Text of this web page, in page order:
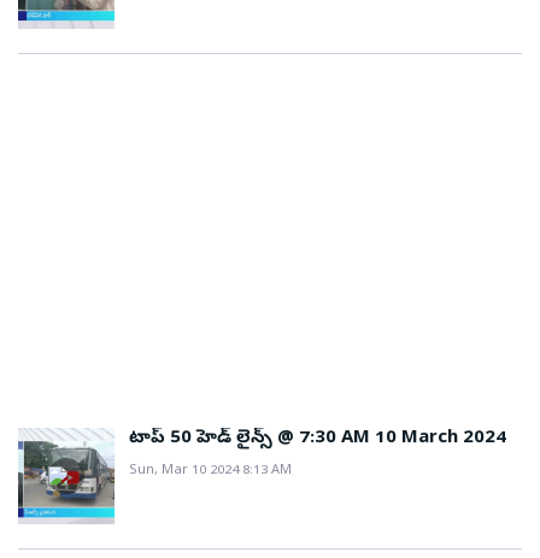
టాప్ 50 హెడ్ లైన్స్ @ 7:30 AM 10 March 2024
Sun, Mar 10 2024 8:13 AM